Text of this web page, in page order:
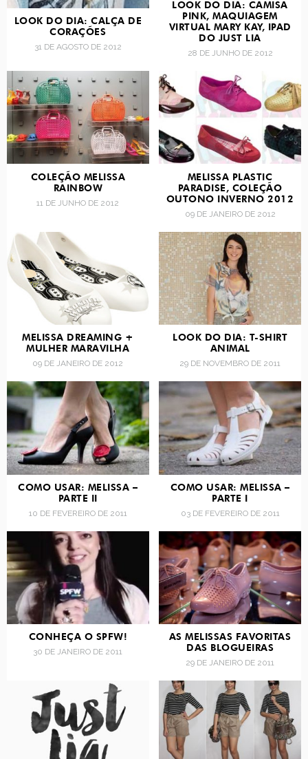
LOOK DO DIA: CALÇA DE
CORAÇÕES
31 DE AGOSTO DE 2012
LOOK DO DIA: CAMISA
PINK, MAQUIAGEM
VIRTUAL MARY KAY, IPAD
DO JUST LIA
28 DE JUNHO DE 2012
COLEÇÃO MELISSA
RAINBOW
11 DE JUNHO DE 2012
MELISSA PLASTIC
PARADISE, COLEÇÃO
OUTONO INVERNO 2012
09 DE JANEIRO DE 2012
MELISSA DREAMING +
MULHER MARAVILHA
09 DE JANEIRO DE 2012
LOOK DO DIA: T-SHIRT
ANIMAL
29 DE NOVEMBRO DE 2011
COMO USAR: MELISSA –
PARTE II
10 DE FEVEREIRO DE 2011
COMO USAR: MELISSA –
PARTE I
03 DE FEVEREIRO DE 2011
CONHEÇA O SPFW!
30 DE JANEIRO DE 2011
AS MELISSAS FAVORITAS
DAS BLOGUEIRAS
29 DE JANEIRO DE 2011